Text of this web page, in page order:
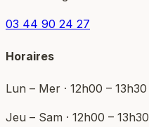
03 44 90 24 27
Horaires
Lun – Mer · 12h00 – 13h30
Jeu – Sam · 12h00 –